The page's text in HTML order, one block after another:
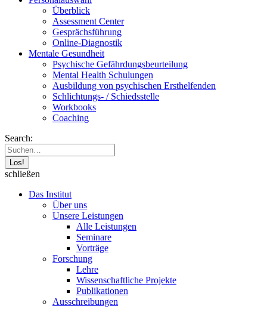
Überblick
Assessment Center
Gesprächsführung
Online-Diagnostik
Mentale Gesundheit
Psychische Gefährdungs­beurteilung
Mental Health Schulungen
Ausbildung von psychischen Ersthelfenden
Schlichtungs- / Schiedsstelle
Workbooks
Coaching
Search:
schließen
Das Institut
Über uns
Unsere Leistungen
Alle Leistungen
Seminare
Vorträge
Forschung
Lehre
Wissenschaftliche Projekte
Publikationen
Ausschreibungen